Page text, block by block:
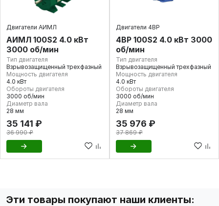
Двигатели АИМЛ
АИМЛ 100S2 4.0 кВт
3000 об/мин
Тип двигателя
Взрывозащищенный трехфазный
Мощность двигателя
4.0 кВт
Обороты двигателя
3000 об/мин
Диаметр вала
28 мм
35 141 ₽
36 990 ₽
Двигатели 4ВР
4ВР 100S2 4.0 кВт 3000
об/мин
Тип двигателя
Взрывозащищенный трехфазный
Мощность двигателя
4.0 кВт
Обороты двигателя
3000 об/мин
Диаметр вала
28 мм
35 976 ₽
37 869 ₽
Эти товары покупают наши клиенты: